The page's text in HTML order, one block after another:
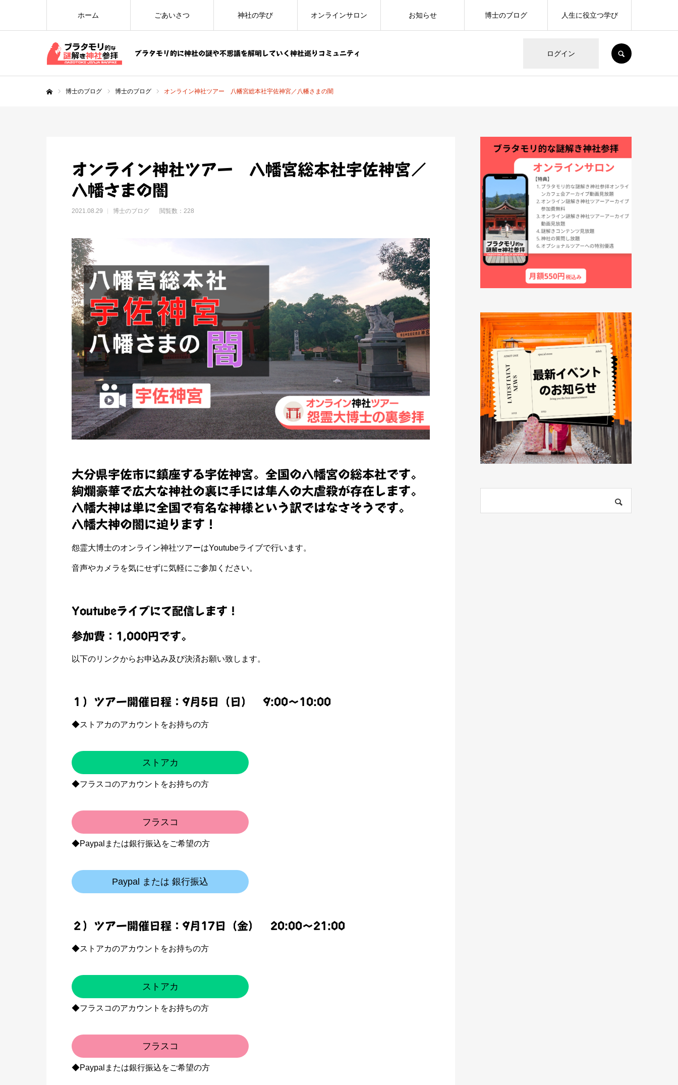
ブラタモリ的に神社の謎や不思議を解明していく神社巡りコミュニティ ログイン
ホーム ごあいさつ 神社の学び オンラインサロン お知らせ 博士のブログ 人生に役立つ学び
博士のブログ 博士のブログ オンライン神社ツアー 八幡宮総本社宇佐神宮／八幡さまの闇
オンライン神社ツアー 八幡宮総本社宇佐神宮／
八幡さまの闇
2021.08.29 博士のブログ 閲覧数：228
大分県宇佐市に鎮座する宇佐神宮。全国の八幡宮の総本社です。
絢爛豪華で広大な神社の裏に手には隼人の大虐殺が存在します。
八幡大神は単に全国で有名な神様という訳ではなさそうです。
八幡大神の闇に迫ります！
怨霊大博士のオンライン神社ツアーはYoutubeライブで行います。
音声やカメラを気にせずに気軽にご参加ください。
Youtubeライブにて配信します！
参加費：1,000円です。
以下のリンクからお申込み及び決済お願い致します。
１）ツアー開催日程：9月5日（日） 9:00～10:00
◆ストアカのアカウントをお持ちの方
ストアカ
◆フラスコのアカウントをお持ちの方
フラスコ
◆Paypalまたは銀行振込をご希望の方
Paypal または 銀行振込
２）ツアー開催日程：9月17日（金） 20:00～21:00
◆ストアカのアカウントをお持ちの方
ストアカ
◆フラスコのアカウントをお持ちの方
フラスコ
◆Paypalまたは銀行振込をご希望の方